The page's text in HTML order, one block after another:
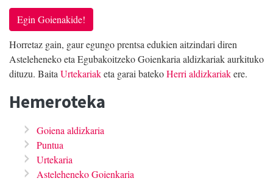
Egin Goienakide!
Horretaz gain, gaur egungo prentsa edukien aitzindari diren
Asteleheneko eta Egubakoitzeko Goienkaria aldizkariak aurkituko
dituzu. Baita Urtekariaketa garai batekoHerri aldizkariakere.
Hemeroteka
Goiena aldizkaria
Puntua
Urtekaria
Asteleheneko Goienkaria